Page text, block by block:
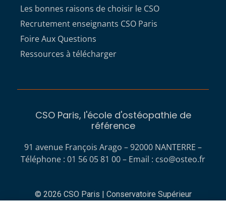
Les bonnes raisons de choisir le CSO
Recrutement enseignants CSO Paris
Foire Aux Questions
Ressources à télécharger
CSO Paris, l'école d'ostéopathie de
référence
91 avenue François Arago – 92000 NANTERRE –
Téléphone : 01 56 05 81 00 – Email : cso@osteo.fr
© 2026 CSO Paris | Conservatoire Supérieur